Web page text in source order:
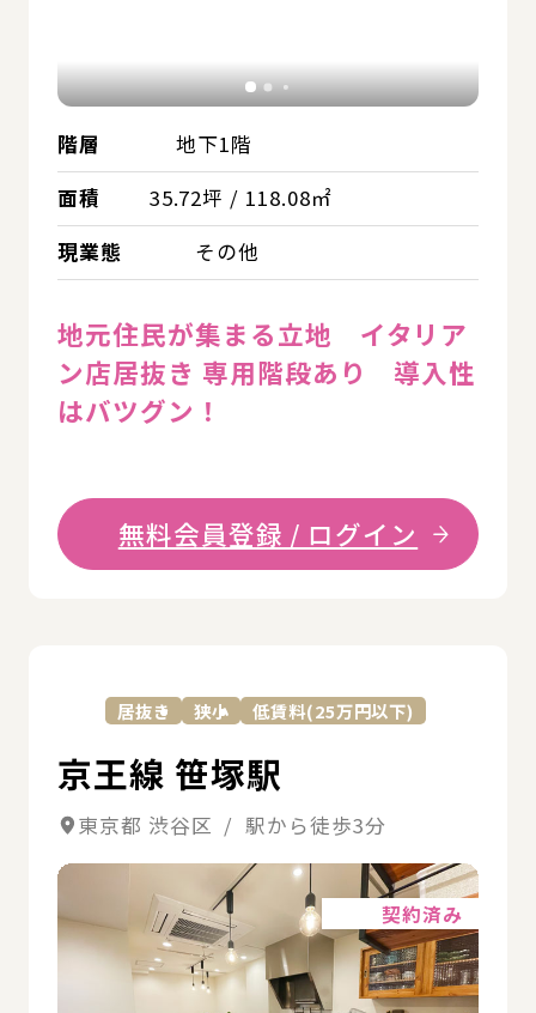
階層
地下1階
面積
35.72坪 / 118.08㎡
現業態
その他
地元住民が集まる立地 イタリア
ン店居抜き 専用階段あり 導入性
はバツグン！
無料会員登録 / ログイン
居抜き 狭小 低賃料(25万円以下)
京王線 笹塚駅
東京都 渋谷区 / 駅から徒歩3分
契約済み